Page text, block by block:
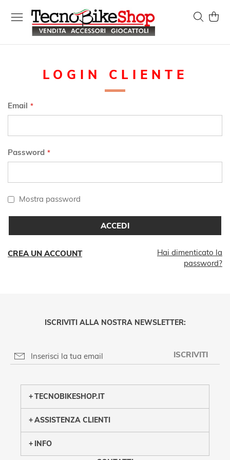
al
contenuto
Search
LOGIN CLIENTE
Email
Password
Mostra password
ACCEDI
Hai dimenticato la
password?
CREA UN ACCOUNT
ISCRIVITI ALLA NOSTRA NEWSLETTER:
PRIVACY POLICY
ISCRIVITI
TECNOBIKESHOP.IT
ASSISTENZA CLIENTI
INFO